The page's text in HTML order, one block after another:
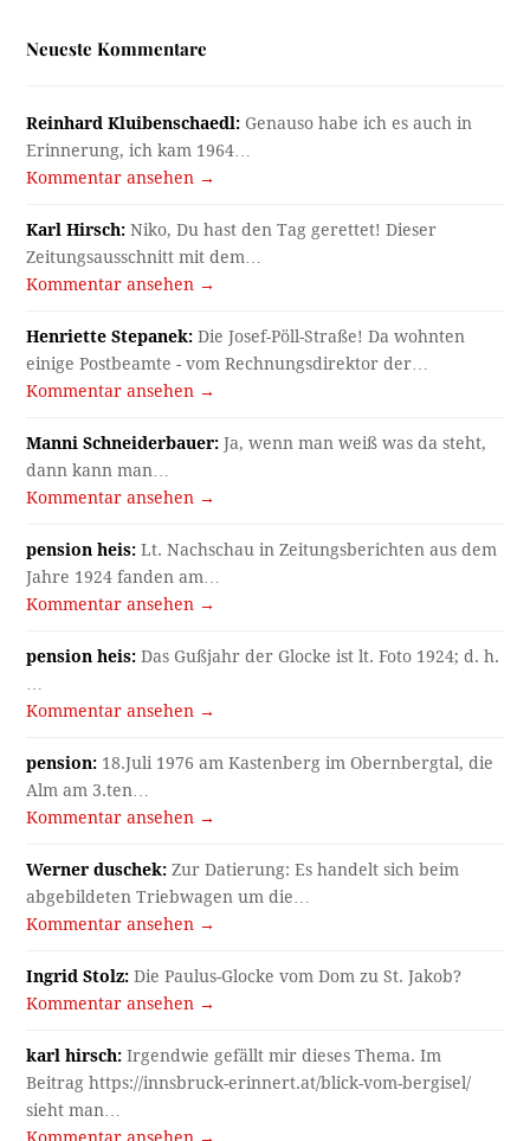
Neueste Kommentare
Reinhard Kluibenschaedl: Genauso habe ich es auch in
Erinnerung, ich kam 1964…
Kommentar ansehen →
Karl Hirsch: Niko, Du hast den Tag gerettet! Dieser
Zeitungsausschnitt mit dem…
Kommentar ansehen →
Henriette Stepanek: Die Josef-Pöll-Straße! Da wohnten
einige Postbeamte - vom Rechnungsdirektor der…
Kommentar ansehen →
Manni Schneiderbauer: Ja, wenn man weiß was da steht,
dann kann man…
Kommentar ansehen →
pension heis: Lt. Nachschau in Zeitungsberichten aus dem
Jahre 1924 fanden am…
Kommentar ansehen →
pension heis: Das Gußjahr der Glocke ist lt. Foto 1924; d. h.
Kommentar ansehen →
pension: 18.Juli 1976 am Kastenberg im Obernbergtal, die
Alm am 3.ten…
Kommentar ansehen →
Werner duschek: Zur Datierung: Es handelt sich beim
abgebildeten Triebwagen um die…
Kommentar ansehen →
Ingrid Stolz: Die Paulus-Glocke vom Dom zu St. Jakob?
Kommentar ansehen →
karl hirsch: Irgendwie gefällt mir dieses Thema. Im
Beitrag https://innsbruck-erinnert.at/blick-vom-bergisel/
sieht man…
Kommentar ansehen →